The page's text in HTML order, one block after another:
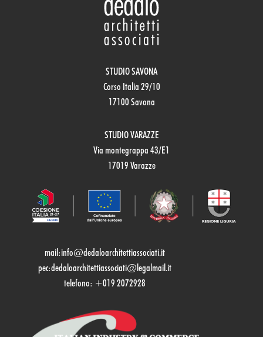
STUDIO SAVONA
Corso Italia 29/10
17100 Savona
STUDIO VARAZZE
Via montegrappa 43/E1
17019 Varazze
mail:info@dedaloarchitettiassociati.it
pec:dedaloarchitettiassociati@legalmail.it
telefono: +019 2072928